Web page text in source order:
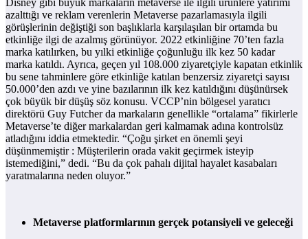
Disney gibi büyük markaların metaverse ile ilgili ürünlere yatırımı
azalttığı ve reklam verenlerin Metaverse pazarlamasıyla ilgili
görüşlerinin değiştiği son başlıklarla karşılaşılan bir ortamda bu
etkinliğe ilgi de azalmış görünüyor. 2022 etkinliğine 70’ten fazla
marka katılırken, bu yılki etkinliğe çoğunluğu ilk kez 50 kadar
marka katıldı. Ayrıca, geçen yıl 108.000 ziyaretçiyle kapatan etkinlik
bu sene tahminlere göre etkinliğe katılan benzersiz ziyaretçi sayısı
50.000’den azdı ve yine bazılarının ilk kez katıldığını düşünürsek
çok büyük bir düşüş söz konusu. VCCP’nin bölgesel yaratıcı
direktörü Guy Futcher da markaların genellikle “ortalama” fikirlerle
Metaverse’te diğer markalardan geri kalmamak adına kontrolsüz
atladığını iddia etmektedir. “Çoğu şirket en önemli şeyi
düşünmemiştir : Müşterilerin orada vakit geçirmek isteyip
istemediğini,” dedi. “Bu da çok pahalı dijital hayalet kasabaları
yaratmalarına neden oluyor.”
Metaverse platformlarının gerçek potansiyeli ve geleceği